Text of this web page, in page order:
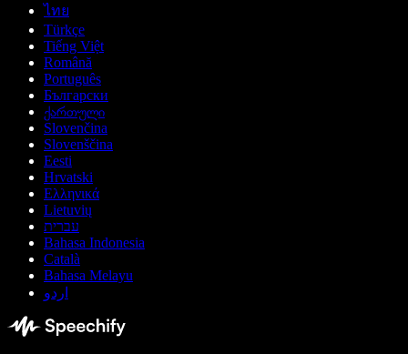
ไทย
Türkçe
Tiếng Việt
Română
Português
Български
ქართული
Slovenčina
Slovenščina
Eesti
Hrvatski
Ελληνικά
Lietuvių
עברית
Bahasa Indonesia
Català
Bahasa Melayu
اردو